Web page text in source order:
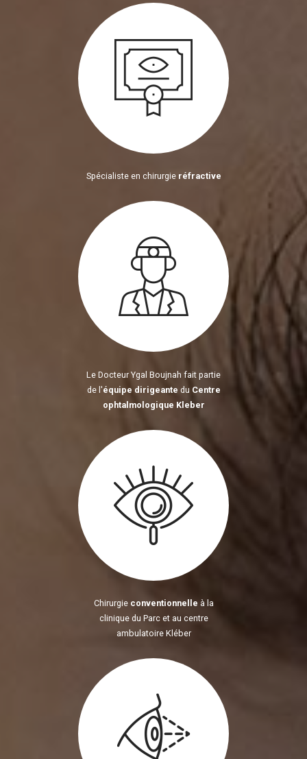
Spécialiste en chirurgie réfractive
Le Docteur Ygal Boujnah fait partie
de l'équipe dirigeante du Centre
ophtalmologique Kleber
Chirurgie conventionnelle à la
clinique du Parc et au centre
ambulatoire Kléber